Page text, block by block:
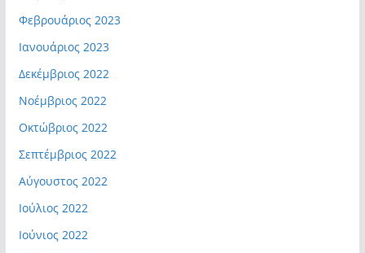
Φεβρουάριος 2023
Ιανουάριος 2023
Δεκέμβριος 2022
Νοέμβριος 2022
Οκτώβριος 2022
Σεπτέμβριος 2022
Αύγουστος 2022
Ιούλιος 2022
Ιούνιος 2022